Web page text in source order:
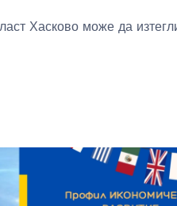
Хасково може да